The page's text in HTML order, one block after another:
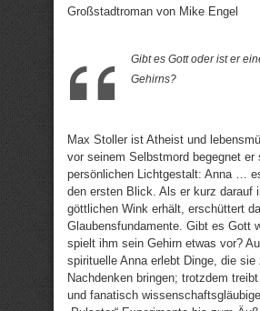
Großstadtroman von Mike Engel
Gibt es Gott oder ist er
Gehirns?
Max Stoller ist Atheist und
vor seinem Selbstmord begegnet er
persönlichen Lichtgestalt: Anna …
den ersten Blick. Als er kurz darauf
göttlichen Wink erhält, erschüttert
Glaubensfundamente. Gibt es Gott
spielt ihm sein Gehirn etwas vor?
spirituelle Anna erlebt Dinge, die sie
Nachdenken bringen; trotzdem
und fanatisch